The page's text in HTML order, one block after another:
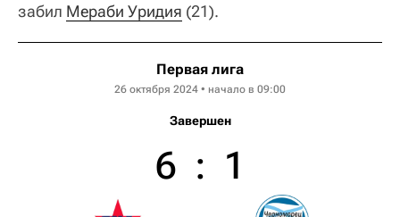
забил Мераби Уридия (21).
Первая лига
26 октября 2024 • начало в 09:00
Завершен
6 : 1